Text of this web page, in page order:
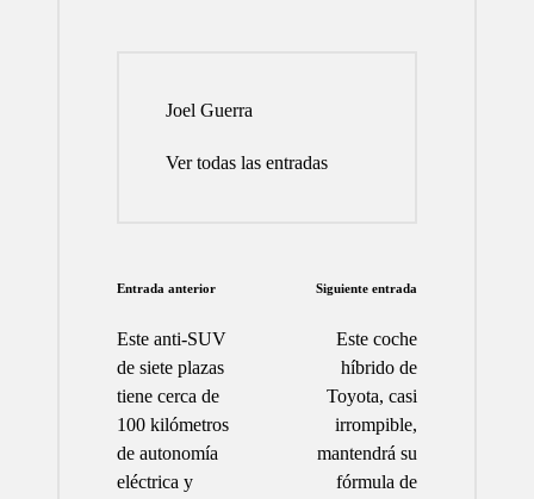
Joel Guerra
Ver todas las entradas
Navegación
de
entradas
Entrada anterior
Este anti-SUV
de siete plazas
tiene cerca de
100 kilómetros
de autonomía
eléctrica y
Siguiente entrada
Este coche
híbrido de
Toyota, casi
irrompible,
mantendrá su
fórmula de